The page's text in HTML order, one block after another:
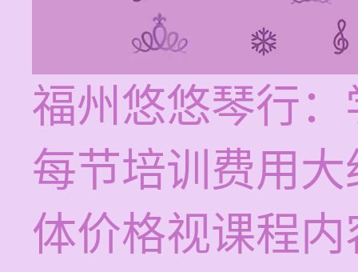
福州悠悠琴行
每节培训费用
体价格视课程